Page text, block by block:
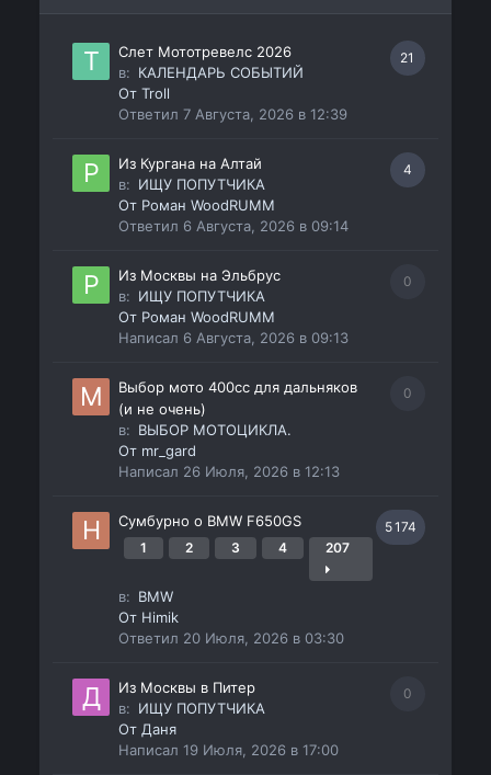
21
Слет Мототревелс 2026
в: КАЛЕНДАРЬ СОБЫТИЙ
ОтTroll
Ответил7 Августа, 2026 в 12:39
4
Из Кургана на Алтай
в: ИЩУ ПОПУТЧИКА
От Роман WoodRUMM
Ответил 6 Августа, 2026 в 09:14
0
Из Москвы на Эльбрус
в: ИЩУ ПОПУТЧИКА
От Роман WoodRUMM
Написал 6 Августа, 2026 в 09:13
0
Выбор мото 400сс для дальняков
(и не очень)
в: ВЫБОР МОТОЦИКЛА.
От mr_gard
Написал 26 Июля, 2026 в 12:13
5 174
Сумбурно о BMW F650GS
1 2 3 4 207
в: BMW
От Himik
Ответил 20 Июля, 2026 в 03:30
0
Из Москвы в Питер
в: ИЩУ ПОПУТЧИКА
ОтДаня
Написал19 Июля, 2026 в 17:00